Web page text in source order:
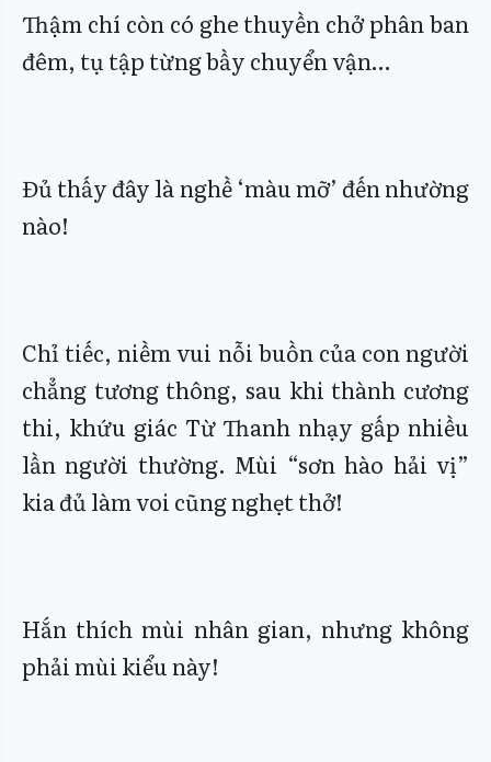
Thậm chí còn có ghe thuyền chở phân ban
đêm, tụ tập từng bầy chuyển vận…
Đủ thấy đây là nghề ‘màu mỡ’ đến nhường
nào!
Chỉ tiếc, niềm vui nỗi buồn của con người
chẳng tương thông, sau khi thành cương
thi, khứu giác Từ Thanh nhạy gấp nhiều
lần người thường. Mùi “sơn hào hải vị”
kia đủ làm voi cũng nghẹt thở!
Hắn thích mùi nhân gian, nhưng không
phải mùi kiểu này!